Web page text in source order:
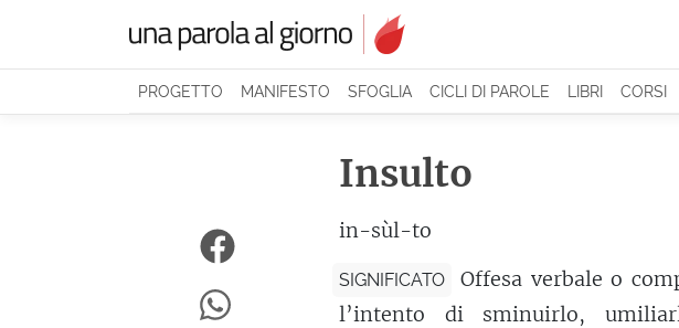
PROGETTO MANIFESTO SFOGLIA CICLI DI PAROLE LIBRI CORSI
Insulto
in-sùl-to
SIGNIFICATO
Offesa verbale o
l’intento di sminuirlo,